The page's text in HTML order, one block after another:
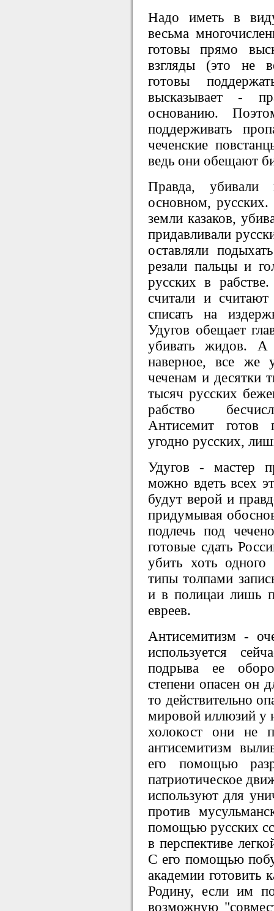
Надо иметь в
весьма
готовы прямо
взгляды (это не
готовы
высказывает -
основанию.
поддерживать
чеченские
ведь они обещают
Правда,
основном,
земли казаков,
придавливали
оставляли
резали пальцы и
русских в
считали и
списать на
Удугов обещает
убивать жидов.
наверное, все же
чеченам и десятки
тысяч русских
рабство
Антисемит готов
угодно русских,
Удугов - мастер
можно вдеть всех
будут верой и
придумывая
подлечь под
готовые сдать
убить хоть
типы толпами
и в полицаи лишь
евреев.
Антисемитизм -
используется
подрыва ее
степени опасен он
то действительно
мировой иллюзий у
холокост они не
антисемитизм
его помощью
патриотическое
используют для
против
помощью русских
в перспективе
С его помощью
академии готовить
Родину, если им
возможную